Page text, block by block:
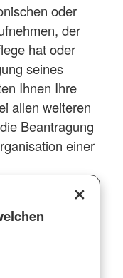
oder
der
hat oder
seines
Ihnen Ihre
allen weiteren
Beantragung
einer